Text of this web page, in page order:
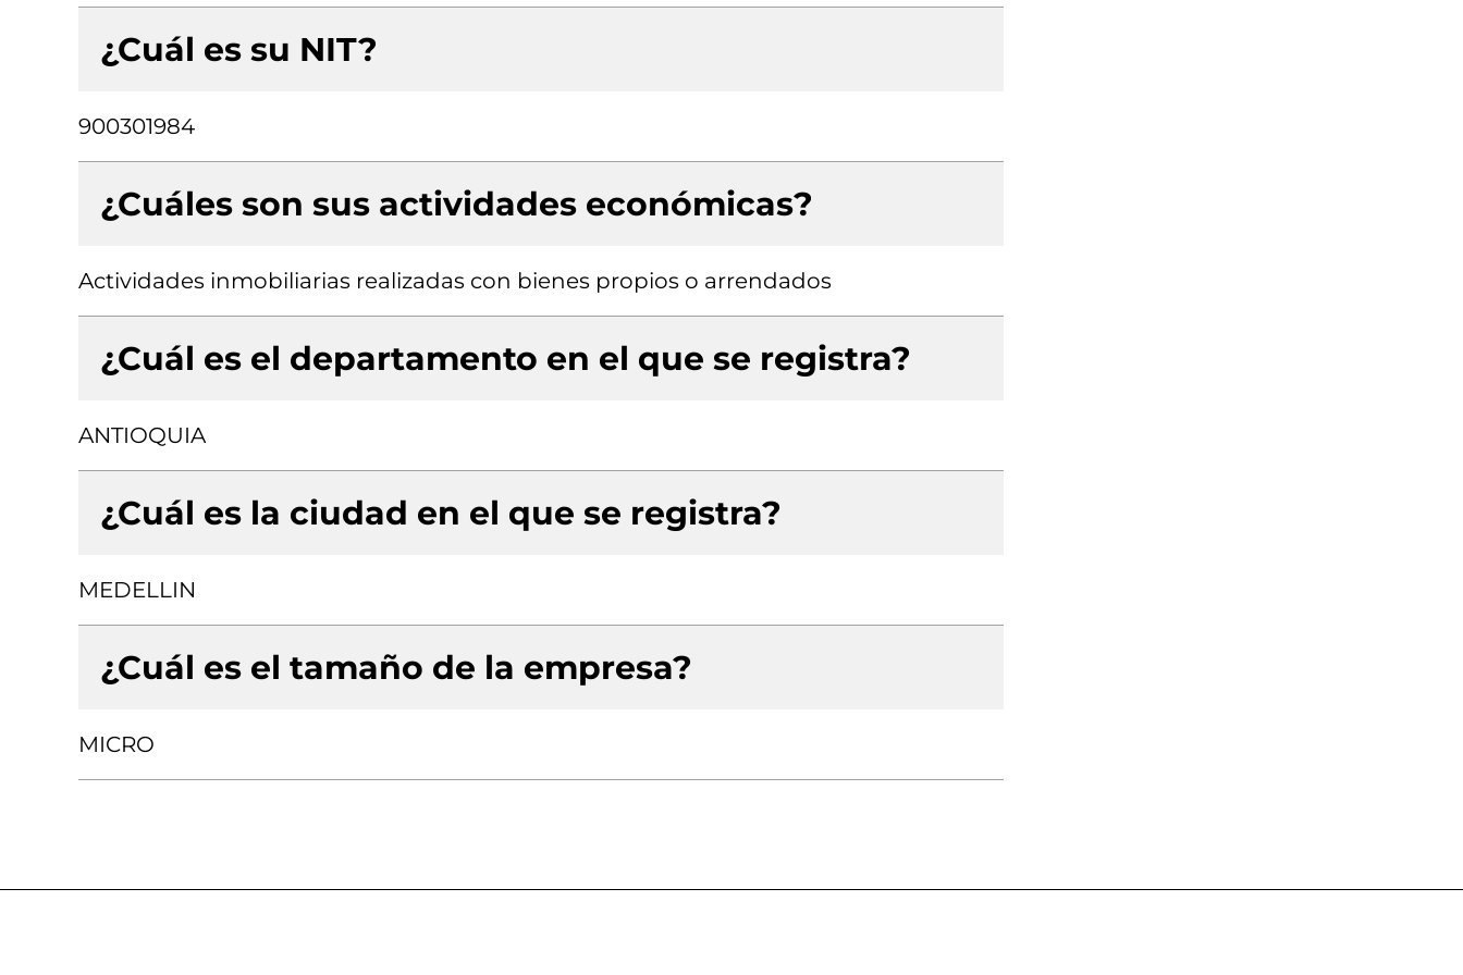
¿Cuál es su NIT?
900301984
¿Cuáles son sus actividades económicas?
Actividades inmobiliarias realizadas con bienes propios o arrendados
¿Cuál es el departamento en el que se registra?
ANTIOQUIA
¿Cuál es la ciudad en el que se registra?
MEDELLIN
¿Cuál es el tamaño de la empresa?
MICRO